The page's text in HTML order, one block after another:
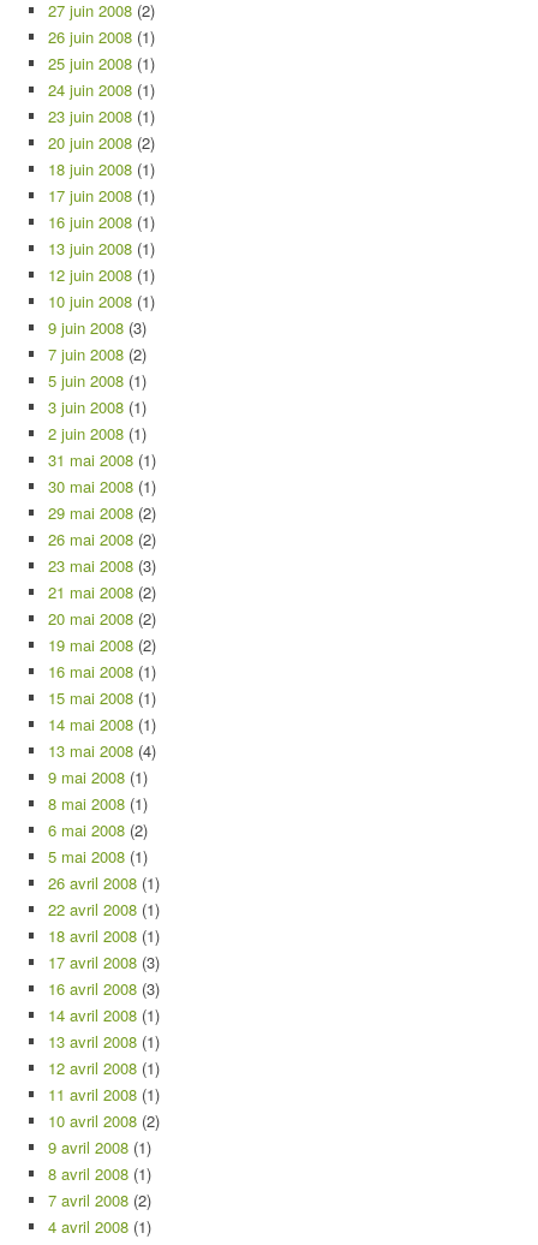
27 juin 2008 (2)
26 juin 2008 (1)
25 juin 2008 (1)
24 juin 2008 (1)
23 juin 2008 (1)
20 juin 2008 (2)
18 juin 2008 (1)
17 juin 2008 (1)
16 juin 2008 (1)
13 juin 2008 (1)
12 juin 2008 (1)
10 juin 2008 (1)
9 juin 2008 (3)
7 juin 2008 (2)
5 juin 2008 (1)
3 juin 2008 (1)
2 juin 2008 (1)
31 mai 2008 (1)
30 mai 2008 (1)
29 mai 2008 (2)
26 mai 2008 (2)
23 mai 2008 (3)
21 mai 2008 (2)
20 mai 2008 (2)
19 mai 2008 (2)
16 mai 2008 (1)
15 mai 2008 (1)
14 mai 2008 (1)
13 mai 2008 (4)
9 mai 2008 (1)
8 mai 2008 (1)
6 mai 2008 (2)
5 mai 2008 (1)
26 avril 2008 (1)
22 avril 2008 (1)
18 avril 2008 (1)
17 avril 2008 (3)
16 avril 2008 (3)
14 avril 2008 (1)
13 avril 2008 (1)
12 avril 2008 (1)
11 avril 2008 (1)
10 avril 2008 (2)
9 avril 2008 (1)
8 avril 2008 (1)
7 avril 2008 (2)
4 avril 2008 (1)